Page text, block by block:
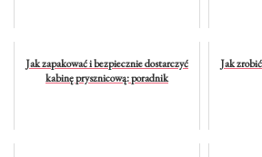
Jak zapakować i bezpiecznie dostarczyć
kabinę prysznicową: poradnik
Jak